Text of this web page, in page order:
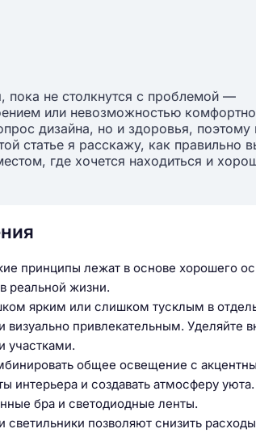
пока не столкнутся с проблемой —
или невозможностью комфортно
дизайна, но и здоровья, поэтому
статье я расскажу, как правильно
где хочется находиться и
принципы лежат в основе хорошего
реальной жизни.
ярким или слишком тусклым в
привлекательным. Уделяйте
участками.
общее освещение с
интерьера и создавать атмосферу
бра и светодиодные ленты.
позволяют снизить